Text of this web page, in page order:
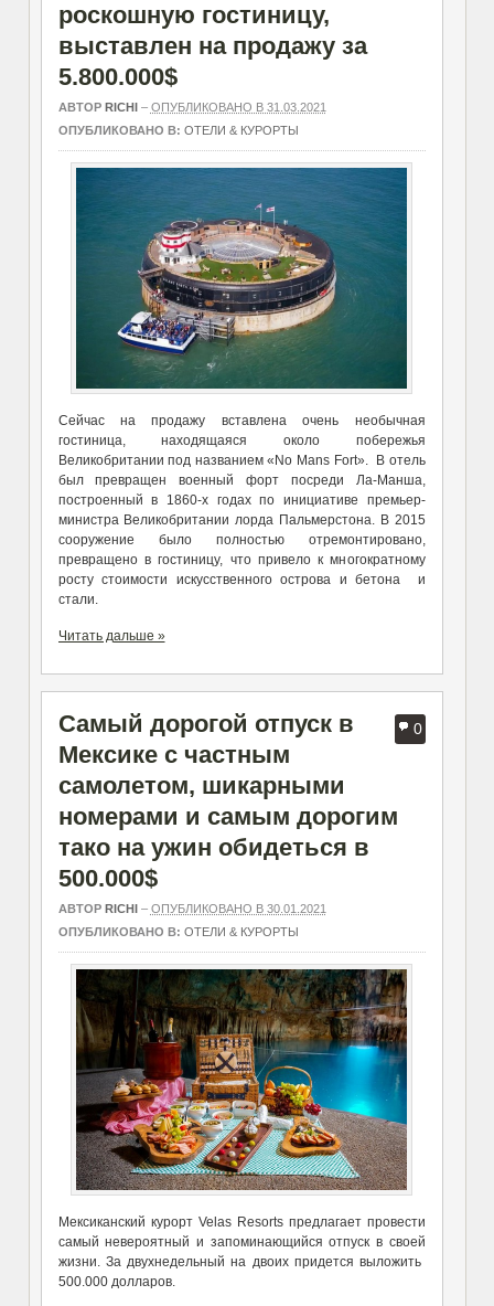
роскошную гостиницу,
выставлен на продажу за
5.800.000$
АВТОР RICHI – ОПУБЛИКОВАНО В 31.03.2021
ОПУБЛИКОВАНО В: ОТЕЛИ & КУРОРТЫ
Сейчас на продажу вставлена очень необычная
гостиница, находящаяся около побережья
Великобритании под названием «No Mans Fort». В отель
был превращен военный форт посреди Ла-Манша,
построенный в 1860-х годах по инициативе премьер-
министра Великобритании лорда Пальмерстона. В 2015
сооружение было полностью отремонтировано,
превращено в гостиницу, что привело к многократному
росту стоимости искусственного острова и бетона и
стали.
Читать дальше »
0
Самый дорогой отпуск в
Мексике с частным
самолетом, шикарными
номерами и самым дорогим
тако на ужин обидеться в
500.000$
АВТОР RICHI – ОПУБЛИКОВАНО В 30.01.2021
ОПУБЛИКОВАНО В: ОТЕЛИ & КУРОРТЫ
Мексиканский курорт Velas Resorts предлагает провести
самый невероятный и запоминающийся отпуск в своей
жизни. За двухнедельный на двоих придется выложить
500.000 долларов.